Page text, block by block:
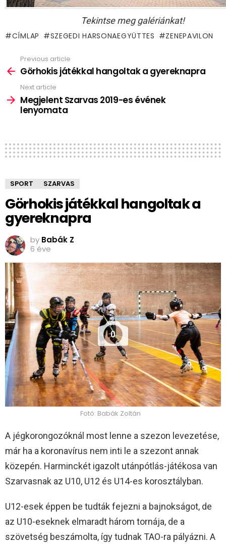
Tekintse meg galériánkat!
CÍMLAP SZEGEDI HARSONAEGYÜTTES ZENEPAVILON
more
Previous article
Görhokis játékkal hangoltak a gyereknapra
Next article
Megjelent Szarvas 2019-es évének
lenyomata
SPORT SZARVAS
Görhokis játékkal hangoltak a
gyereknapra
by Babák Z
6 éve
0
Fotó: Babák Zoltán
A jégkorongozóknál most lenne a szezon levezetése,
már ha a koronavírus nem inti le a szezont annak
közepén. Harminckét igazolt utánpótlás-játékosa van
Szarvasnak az U10, U12 és U14-es korosztályban.
U12-esek éppen be tudták fejezni a bajnokságot, de
az U10-eseknek elmaradt három tornája, de a
szövetség beszámolta, így tudnak TAO-ra pályázni. A